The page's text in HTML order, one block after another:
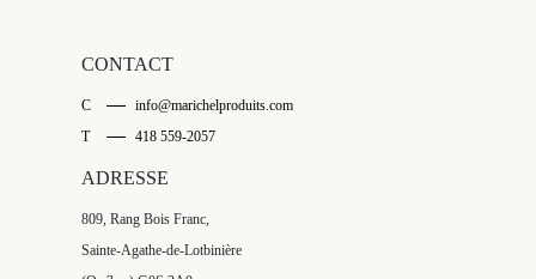
CONTACT
C
info@marichelproduits.com
T
418 559-2057
ADRESSE
809, Rang Bois Franc,
Sainte-Agathe-de-Lotbinière